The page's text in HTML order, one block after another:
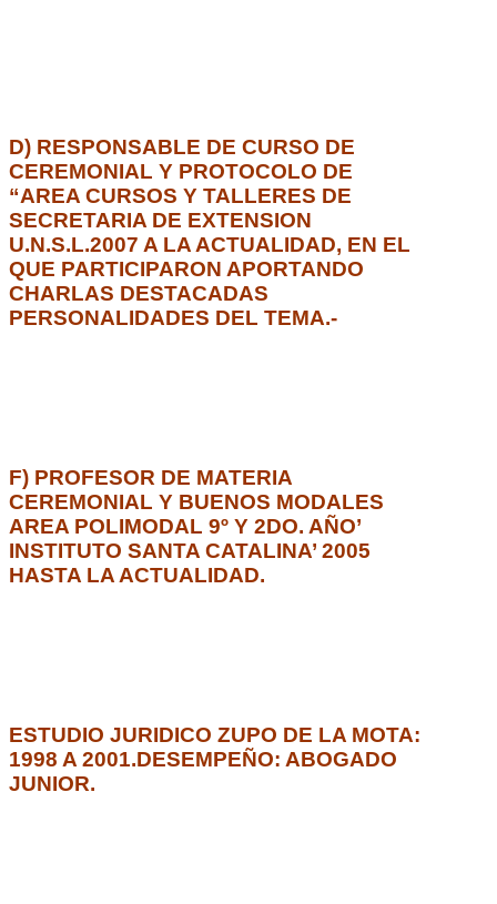
D) RESPONSABLE DE CURSO DE
CEREMONIAL Y PROTOCOLO DE
“AREA CURSOS Y TALLERES DE
SECRETARIA DE EXTENSION
U.N.S.L.2007 A LA ACTUALIDAD, EN EL
QUE PARTICIPARON APORTANDO
CHARLAS DESTACADAS
PERSONALIDADES DEL TEMA.-
F) PROFESOR DE MATERIA
CEREMONIAL Y BUENOS MODALES
AREA POLIMODAL 9º Y 2DO. AÑO’
INSTITUTO SANTA CATALINA’ 2005
HASTA LA ACTUALIDAD.
ESTUDIO JURIDICO ZUPO DE LA MOTA:
1998 A 2001.DESEMPEÑO: ABOGADO
JUNIOR.